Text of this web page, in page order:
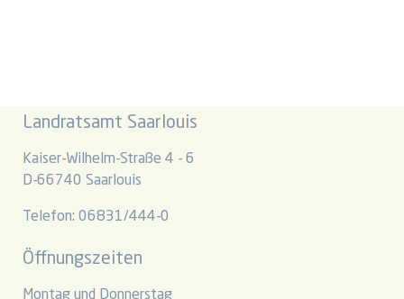
Landratsamt Saarlouis
Kaiser-Wilhelm-Straße 4 - 6
D-66740 Saarlouis
Telefon: 06831/444-0
Öffnungszeiten
Montag und Donnerstag